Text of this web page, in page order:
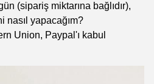
(sipariş miktarına bağlıdır),
nasıl yapacağım?
Union, Paypal'ı kabul